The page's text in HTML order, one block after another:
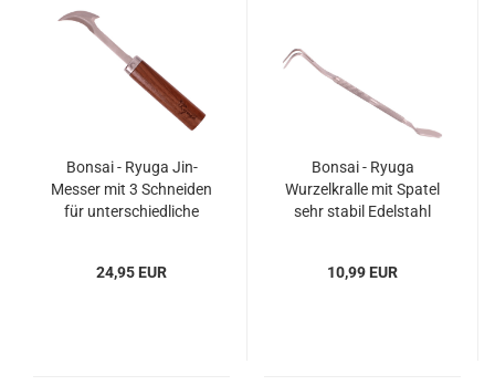
Bonsai - Ryuga Jin-
Messer mit 3 Schneiden
für unterschiedliche
24,95 EUR
Bonsai - Ryuga
Wurzelkralle mit Spatel
sehr stabil Edelstahl
10,99 EUR